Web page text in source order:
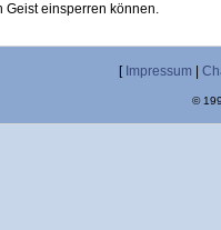
Geist einsperren können.
[ Impressum
©